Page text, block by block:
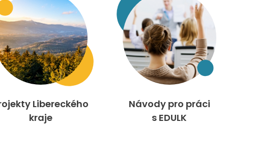
Libereckého
kraje
Návody pro práci
s EDULK